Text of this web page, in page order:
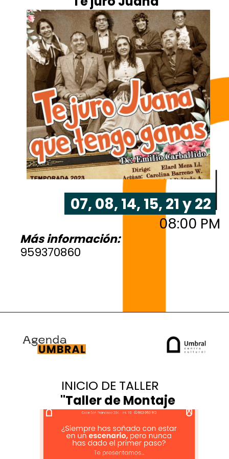
07, 08, 14, 15, 21 y 22
08:00 PM
Más información:
959370860
"Taller de Montaje
Teatral"
INICIO DE TALLER